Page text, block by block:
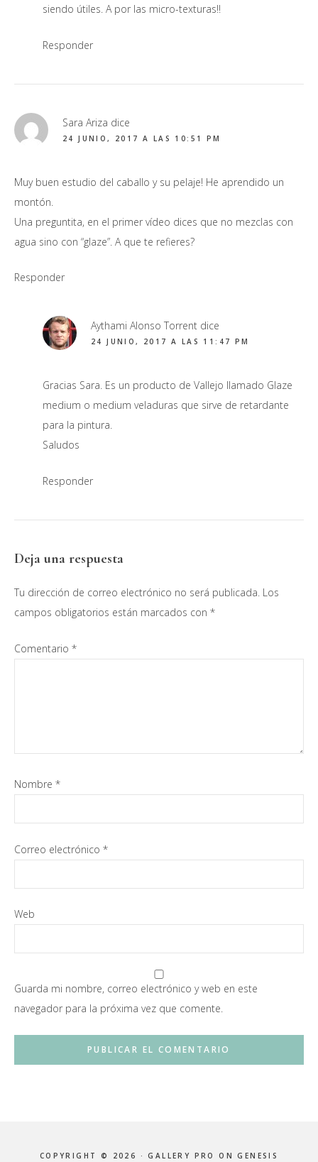
siendo útiles. A por las micro-texturas!!
Responder
Sara Ariza dice
24 JUNIO, 2017 A LAS 10:51 PM
Muy buen estudio del caballo y su pelaje! He aprendido un
montón.
Una preguntita, en el primer vídeo dices que no mezclas con
agua sino con “glaze”. A que te refieres?
Responder
Aythami Alonso Torrent dice
24 JUNIO, 2017 A LAS 11:47 PM
Gracias Sara. Es un producto de Vallejo llamado Glaze
medium o medium veladuras que sirve de retardante
para la pintura.
Saludos
Responder
Deja una respuesta
Tu dirección de correo electrónico no será publicada. Los
campos obligatorios están marcados con *
Comentario *
Nombre *
Correo electrónico *
Web
Guarda mi nombre, correo electrónico y web en este
navegador para la próxima vez que comente.
COPYRIGHT © 2026 ·GALLERY PRO ONGENESIS